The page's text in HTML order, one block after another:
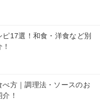
17選！和食・洋食など別
方｜調理法・ソースのお
！